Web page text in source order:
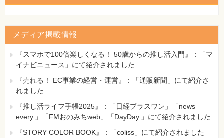
メディア掲載情報
『スマホで100倍楽しくなる！ 50歳からの推し活入門』：「マ
イナビニュース」にて紹介されました
『売れる！ EC事業の経営・運営』：「通販新聞」にて紹介さ
れました
『推し活ライフ手帳2025』：「日経プラスワン」「news
every.」「FMおのみちweb」「DayDay.」にて紹介されました
『STORY COLOR BOOK』：「coliss」にて紹介されました